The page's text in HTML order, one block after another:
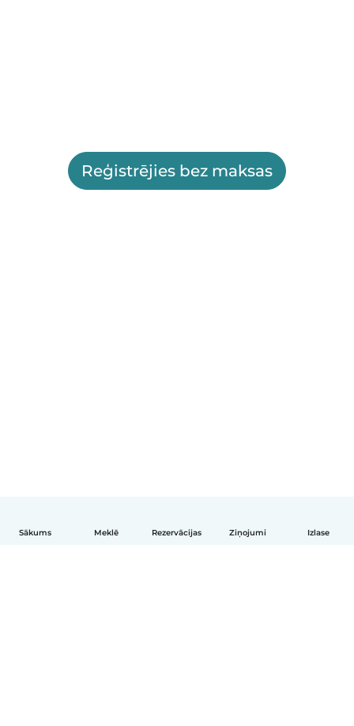
Sākums Meklē Rezervācijas Ziņojumi Izlase
Reģistrējies bez maksas